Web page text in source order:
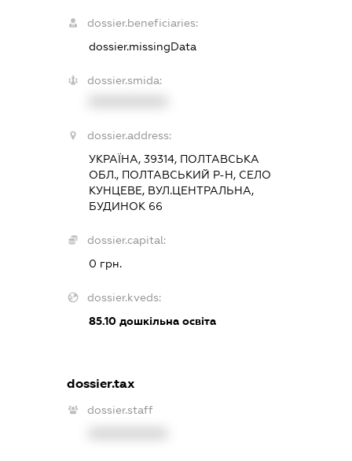
dossier.beneficiaries:
dossier.missingData
dossier.smida:
dossier.address:
УКРАЇНА, 39314, ПОЛТАВСЬКА
ОБЛ., ПОЛТАВСЬКИЙ Р-Н, СЕЛО
КУНЦЕВЕ, ВУЛ.ЦЕНТРАЛЬНА,
БУДИНОК 66
dossier.capital:
0 грн.
dossier.kveds:
85.10 дошкільна освіта
dossier.tax
dossier.staff